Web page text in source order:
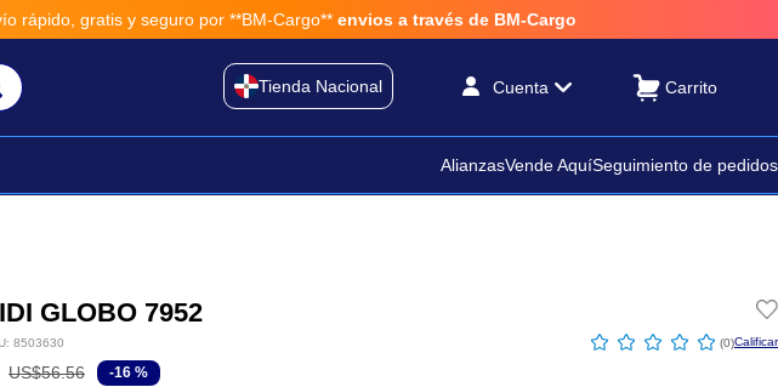
gratis y seguro por **BM-Cargo** envios a través de BM-Cargo
Tienda Nacional Cuenta
AlianzasVende AquíSeguimiento de pedidos
GLOBO 7952
: 8503630 ☆ ☆ ☆ ☆ ☆ (0)
US$56.56 -16 %